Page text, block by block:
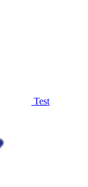
Test